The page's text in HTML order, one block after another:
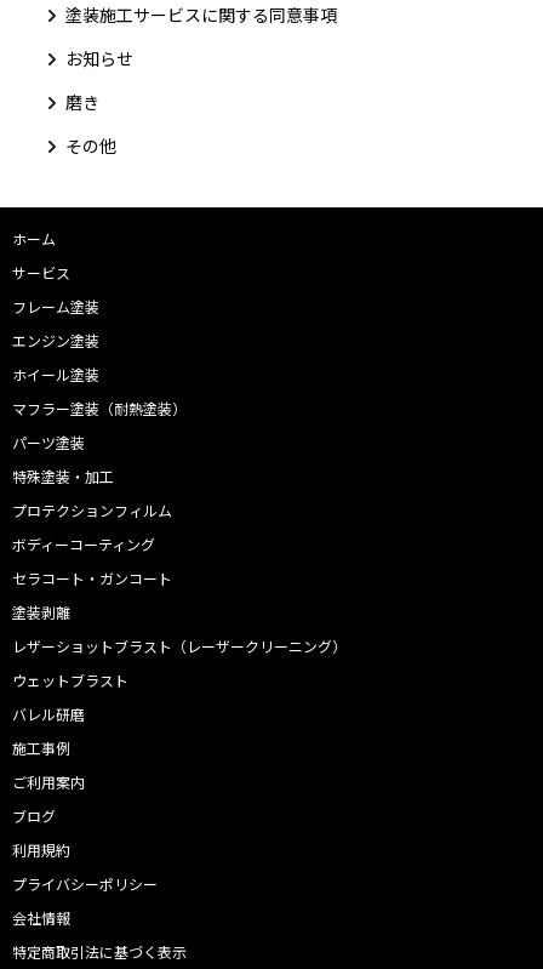
塗装施工サービスに関する同意事項
お知らせ
磨き
その他
ホーム
サービス
フレーム塗装
エンジン塗装
ホイール塗装
マフラー塗装（耐熱塗装）
パーツ塗装
特殊塗装・加工
プロテクションフィルム
ボディーコーティング
セラコート・ガンコート
塗装剥離
レザーショットブラスト（レーザークリーニング）
ウェットブラスト
バレル研磨
施工事例
ご利用案内
ブログ
利用規約
プライバシーポリシー
会社情報
特定商取引法に基づく表示